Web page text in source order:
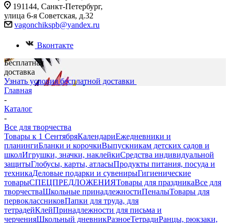
191144, Санкт-Петербург,
улица 6-я Советская, д.32
vagonchikspb@yandex.ru
Вконтакте
Бесплатная
доставка
Узнать условия бесплатной доставки
Главная
-
Каталог
-
Все для творчества
Товары к 1 СентябряКалендариЕжедневники и
планингиБланки и корочкиВыпускникам детских садов и
школИгрушки, значки, наклейкиСредства индивидуальной
защитыГлобусы, карты, атласыПродукты питания, посуда и
техникаДеловые подарки и сувенирыГигиенические
товарыСПЕЦПРЕДЛОЖЕНИЯТовары для праздникаВсе для
творчестваШкольные принадлежностиПеналыТовары для
первоклассниковПапки для труда, для
тетрадейКлейПринадлежности для письма и
черченияШкольный дневникРазноеТетрадиРанцы, рюкзаки,